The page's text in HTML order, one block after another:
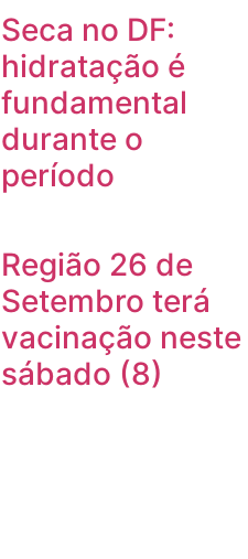
Seca no DF:
hidratação é
fundamental
durante o
período
Região 26 de
Setembro terá
vacinação neste
sábado (8)